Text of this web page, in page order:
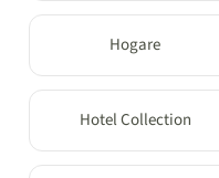
Hogare
Hotel Collection